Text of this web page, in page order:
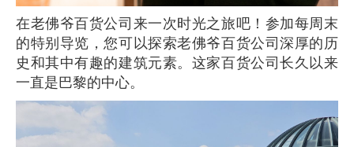
在老佛爷百货公司来一次时光之旅吧！参加每周末
的特别导览，您可以探索老佛爷百货公司深厚的历
史和其中有趣的建筑元素。这家百货公司长久以来
一直是巴黎的中心。